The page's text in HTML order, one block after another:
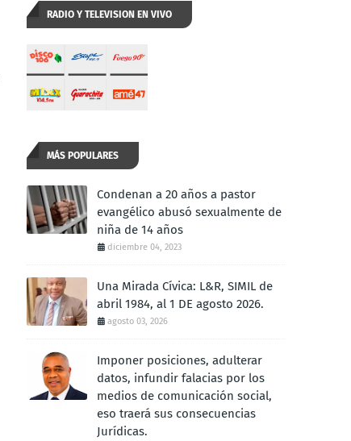
RADIO Y TELEVISION EN VIVO
MÁS POPULARES
Condenan a 20 años a pastor
evangélico abusó sexualmente de
niña de 14 años
diciembre 04, 2023
Una Mirada Cívica: L&R, SIMIL de
abril 1984, al 1 DE agosto 2026.
agosto 03, 2026
Imponer posiciones, adulterar
datos, infundir falacias por los
medios de comunicación social,
eso traerá sus consecuencias
Jurídicas.